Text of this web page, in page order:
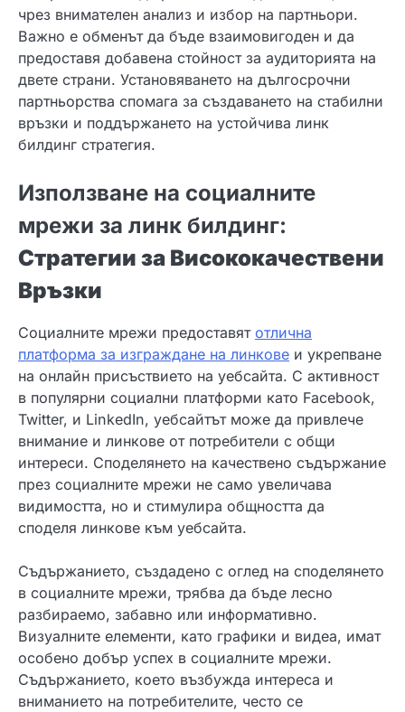
чрез внимателен анализ и избор на партньори.
Важно е обменът да бъде взаимовигоден и да
предоставя добавена стойност за аудиторията на
двете страни. Установяването на дългосрочни
партньорства спомага за създаването на стабилни
връзки и поддържането на устойчива линк
билдинг стратегия.
Използване на социалните
мрежи за линк билдинг:
Стратегии за Висококачествени
Връзки
Социалните мрежи предоставят отлична
платформа за изграждане на линкове и укрепване
на онлайн присъствието на уебсайта. С активност
в популярни социални платформи като Facebook,
Twitter, и LinkedIn, уебсайтът може да привлече
внимание и линкове от потребители с общи
интереси. Споделянето на качествено съдържание
през социалните мрежи не само увеличава
видимостта, но и стимулира общността да
споделя линкове към уебсайта.
Съдържанието, създадено с оглед на споделянето
в социалните мрежи, трябва да бъде лесно
разбираемо, забавно или информативно.
Визуалните елементи, като графики и видеа, имат
особено добър успех в социалните мрежи.
Съдържанието, което възбужда интереса и
вниманието на потребителите, често се